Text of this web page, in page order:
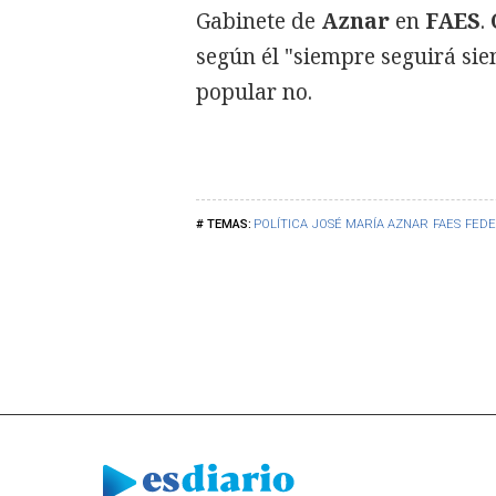
POLÍTICA JOSÉ MARÍA AZNAR FAES
Gabinete de Aznar en FAES.
según él "siempre seguirá
popular no.